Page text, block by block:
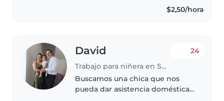
$2,50/hora
David
Trabajo para niñera en Samborondón
24
Buscamos una chica que nos
pueda dar asistencia doméstica y